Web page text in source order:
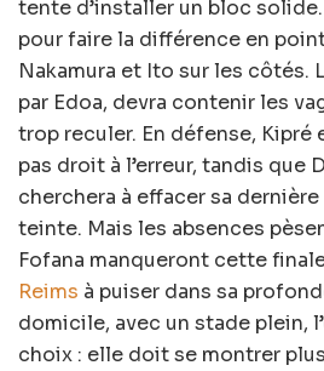
tente d’installer un bloc
pour faire la différence en
Nakamura et Ito sur les côtés.
par Edoa, devra contenir les
trop reculer. En défense, Kipré
pas droit à l’erreur, tandis que
cherchera à effacer sa
teinte. Mais les absences
Fofana manqueront cette
Reims à puiser dans sa
domicile, avec un stade plein,
choix : elle doit se montrer